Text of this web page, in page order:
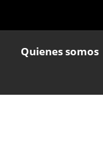
Quienes somos